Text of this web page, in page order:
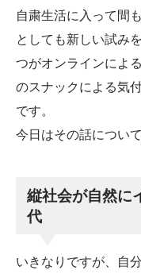
自粛生活に入って間
としても新しい試み
つがオンラインによ
のスナックによる気
です。
今日はその話につい
縦社会が自然に
代
いきなりですが、自